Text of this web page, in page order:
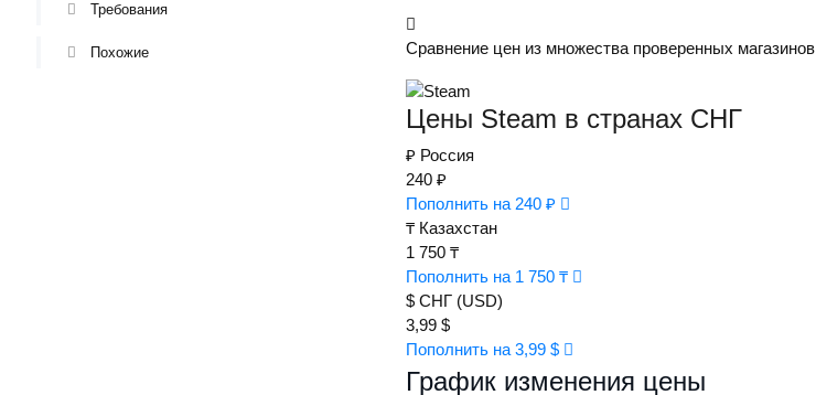
Сравнение цен из множества проверенных магазинов
Цены Steam в странах СНГ
₽ Россия
240 ₽
Пополнить на 240 ₽
₸ Казахстан
1 750 ₸
Пополнить на 1 750 ₸
$ СНГ (USD)
3,99 $
Пополнить на 3,99 $
График изменения цены
Требования
Похожие